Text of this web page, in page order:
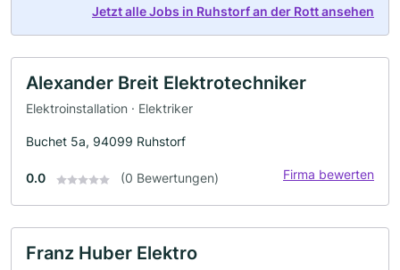
Jetzt alle Jobs in Ruhstorf an der Rott ansehen
Alexander Breit Elektrotechniker
Elektroinstallation · Elektriker
Buchet 5a, 94099 Ruhstorf
0.0 (0 Bewertungen) Firma bewerten
Franz Huber Elektro